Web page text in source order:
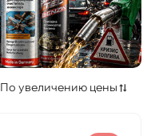
По увеличению цены